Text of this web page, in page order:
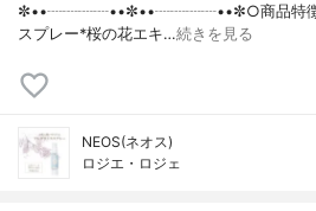
✼••┈┈┈┈••✼••┈┈┈┈••✼○商品特徴*
スプレー*桜の花エキ…続きを見る
NEOS(ネオス)
ロジエ・ロジェ